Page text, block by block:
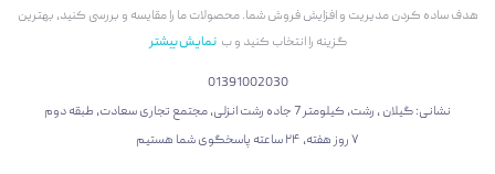
هدف ساده کردن مدیریت و افزایش فروش شما. محصولات ما را مقایسه و بررسی کنید، بهترین
گزینه را انتخاب کنید و ب نمایش بیشتر
01391002030
نشانی: گیلان ، رشت، کیلومتر 7 جاده رشت انزلی، مجتمع تجاری سعادت، طبقه دوم
۷ روز هفته، ۲۴ ساعته پاسخگوی شما هستیم